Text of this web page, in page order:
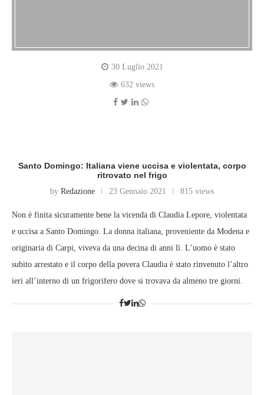
30 Luglio 2021
632 views
Santo Domingo: Italiana viene uccisa e violentata, corpo
ritrovato nel frigo
by Redazione 23 Gennaio 2021 815 views
Non è finita sicuramente bene la vicenda di Claudia Lepore, violentata
e uccisa a Santo Domingo. La donna italiana, proveniente da Modena e
originaria di Carpi, viveva da una decina di anni lì. L’uomo è stato
subito arrestato e il corpo della povera Claudia è stato rinvenuto l’altro
ieri all’interno di un frigorifero dove si trovava da almeno tre giorni.